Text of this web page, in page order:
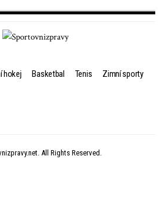
hokej Basketbal Tenis Zimní sporty
All Rights Reserved.